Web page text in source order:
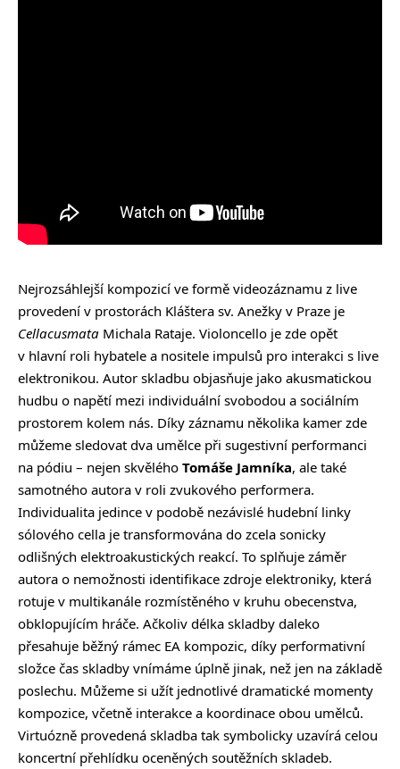
Nejrozsáhlejší kompozicí ve formě videozáznamu z live
provedení v prostorách Kláštera sv. Anežky v Praze je
Cellacusmata Michala Rataje. Violoncello je zde opět
v hlavní roli hybatele a nositele impulsů pro interakci s live
elektronikou. Autor skladbu objasňuje jako akusmatickou
hudbu o napětí mezi individuální svobodou a sociálním
prostorem kolem nás. Díky záznamu několika kamer zde
můžeme sledovat dva umělce při sugestivní performanci
na pódiu – nejen skvělého Tomáše Jamníka, ale také
samotného autora v roli zvukového performera.
Individualita jedince v podobě nezávislé hudební linky
sólového cella je transformována do zcela sonicky
odlišných elektroakustických reakcí. To splňuje záměr
autora o nemožnosti identifikace zdroje elektroniky, která
rotuje v multikanále rozmístěného v kruhu obecenstva,
obklopujícím hráče. Ačkoliv délka skladby daleko
přesahuje běžný rámec EA kompozic, díky performativní
složce čas skladby vnímáme úplně jinak, než jen na základě
poslechu. Můžeme si užít jednotlivé dramatické momenty
kompozice, včetně interakce a koordinace obou umělců.
Virtuózně provedená skladba tak symbolicky uzavírá celou
koncertní přehlídku oceněných soutěžních skladeb.